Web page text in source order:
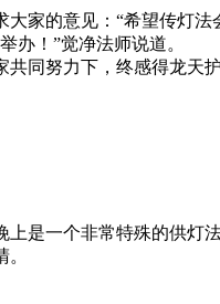
的意见：“希望传灯法
！”觉净法师说道。
努力下，终感得龙天护
一个非常特殊的供灯